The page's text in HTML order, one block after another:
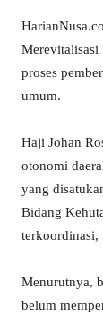
Merevitalisasi
proses
umum.
Haji Johan
otonomi
yang
Bidang
terkoordinasi,
Menurutnya,
belum